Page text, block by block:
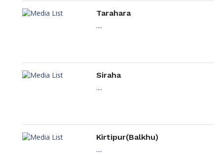
Tarahara
....
Siraha
....
Kirtipur(Balkhu)
....